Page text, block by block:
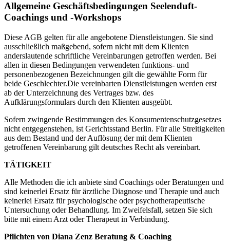
Allgemeine Geschäftsbedingungen Seelenduft-
Coachings und -Workshops
Diese AGB gelten für alle angebotene Dienstleistungen. Sie sind
ausschließlich maßgebend, sofern nicht mit dem Klienten
anderslautende schriftliche Vereinbarungen getroffen werden. Bei
allen in diesen Bedingungen verwendeten funktions- und
personenbezogenen Bezeichnungen gilt die gewählte Form für
beide Geschlechter.Die vereinbarten Dienstleistungen werden erst
ab der Unterzeichnung des Vertrages bzw. des
Aufklärungsformulars durch den Klienten ausgeübt.
Sofern zwingende Bestimmungen des Konsumentenschutzgesetzes
nicht entgegenstehen, ist Gerichtsstand Berlin. Für alle Streitigkeiten
aus dem Bestand und der Auflösung der mit dem Klienten
getroffenen Vereinbarung gilt deutsches Recht als vereinbart.
TÄTIGKEIT
Alle Methoden die ich anbiete sind Coachings oder Beratungen und
sind keinerlei Ersatz für ärztliche Diagnose und Therapie und auch
keinerlei Ersatz für psychologische oder psychotherapeutische
Untersuchung oder Behandlung. Im Zweifelsfall, setzen Sie sich
bitte mit einem Arzt oder Therapeut in Verbindung.
Pflichten von Diana Zenz Beratung & Coaching